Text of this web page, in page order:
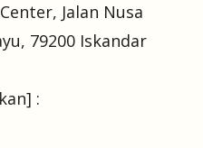
Jalan Nusa
79200 Iskandar
: